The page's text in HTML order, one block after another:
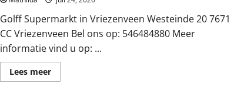
Golff Supermarkt in Vriezenveen Westeinde 20 7671
CC Vriezenveen Bel ons op: 546484880 Meer
informatie vind u op: ...
Lees meerLees
meer